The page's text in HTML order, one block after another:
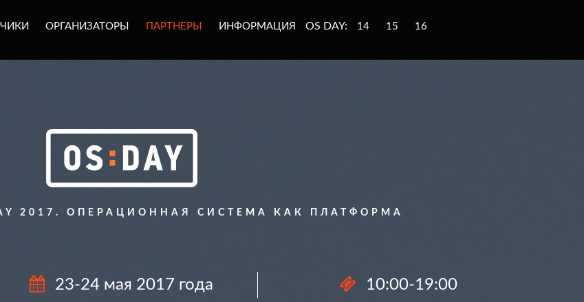
ОРГАНИЗАТОРЫ ПАРТНЕРЫ ИНФОРМАЦИЯ OS DAY: 14 15 16
2017. ОПЕРАЦИОННАЯ СИСТЕМА КАК ПЛАТФОРМА
23-24 мая 2017 года 10:00-19:00